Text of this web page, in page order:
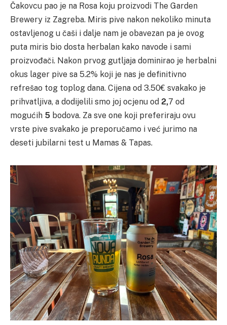
Čakovcu pao je na Rosa koju proizvodi The Garden
Brewery iz Zagreba. Miris pive nakon nekoliko minuta
ostavljenog u čaši i dalje nam je obavezan pa je ovog
puta miris bio dosta herbalan kako navode i sami
proizvođači. Nakon prvog gutljaja dominirao je herbalni
okus lager pive sa 5.2% koji je nas je definitivno
refrešao tog toplog dana. Cijena od 3.50€ svakako je
prihvatljiva, a dodijelili smo joj ocjenu od 2,7 od
mogućih 5 bodova. Za sve one koji preferiraju ovu
vrste pive svakako je preporučamo i već jurimo na
deseti jubilarni test u Mamas & Tapas.